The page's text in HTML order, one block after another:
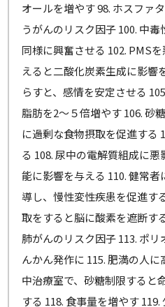
オールを増やす 98. ホスファ
うがんのリスク因子 100. 中
同様に興奮させる 102. PMS
えると二酸化炭素生成に影響
らすと、感情を安定させる
脂肪を2～５倍増やす 106. 砂
に過剰な食物摂取を促進する
る 108. 尿中の電解質組成に
能に影響を与える 110. 健常
導し、慢性変性疾患を促進す
取をすると脳に酸素を遮断す
肺がんのリスク因子 113. ポ
んかん発作に 115. 肥満の人
中治療室で、砂糖制限すると
する 118. 食事量を増やす